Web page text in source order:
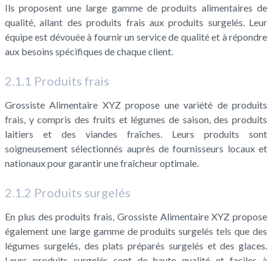
Ils proposent une large gamme de produits alimentaires de
qualité, allant des produits frais aux produits surgelés. Leur
équipe est dévouée à fournir un service de qualité et à répondre
aux besoins spécifiques de chaque client.
2.1.1 Produits frais
Grossiste Alimentaire XYZ propose une variété de produits
frais, y compris des fruits et légumes de saison, des produits
laitiers et des viandes fraîches. Leurs produits sont
soigneusement sélectionnés auprès de fournisseurs locaux et
nationaux pour garantir une fraîcheur optimale.
2.1.2 Produits surgelés
En plus des produits frais, Grossiste Alimentaire XYZ propose
également une large gamme de produits surgelés tels que des
légumes surgelés, des plats préparés surgelés et des glaces.